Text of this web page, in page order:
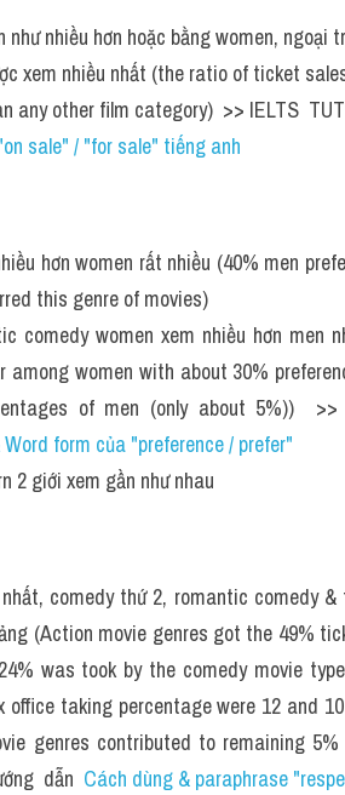
như nhiều hơn hoặc bằng women,
xem nhiều nhất (the ratio of ticket
any other film category)  >> IELTS
sale" / "for sale" tiếng anh
hơn women rất nhiều (40% men
this genre of movies)
comedy women xem nhiều hơn men
among women with about 30%
of men (only about 5%))
form của "preference / prefer"
2 giới xem gần như nhau
comedy thứ 2, romantic comedy &
(Action movie genres got the 49%
was took by the comedy movie
office taking percentage were 12 and
genres contributed to remaining
dẫn Cách dùng & paraphrase